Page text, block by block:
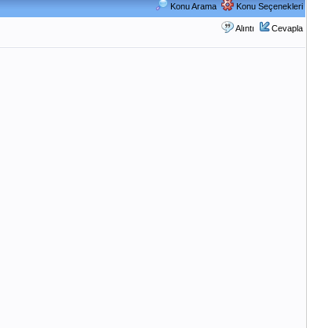
Konu Arama Konu Seçenekleri
Alıntı Cevapla